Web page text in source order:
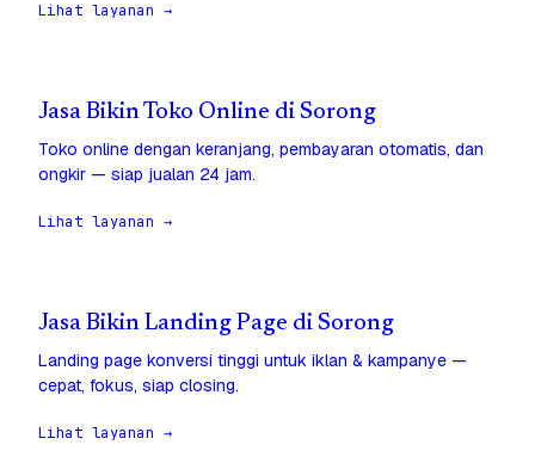
Lihat layanan →
Jasa Bikin Toko Online di Sorong
Toko online dengan keranjang, pembayaran otomatis, dan
ongkir — siap jualan 24 jam.
Lihat layanan →
Jasa Bikin Landing Page di Sorong
Landing page konversi tinggi untuk iklan & kampanye —
cepat, fokus, siap closing.
Lihat layanan →